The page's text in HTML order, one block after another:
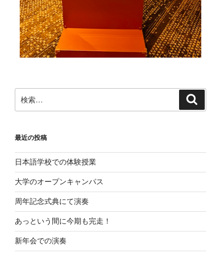
最近の投稿
日本語学校での体験授業
大学のオープンキャンパス
周年記念式典にて演奏
あっという間に今期も完走！
新年会での演奏